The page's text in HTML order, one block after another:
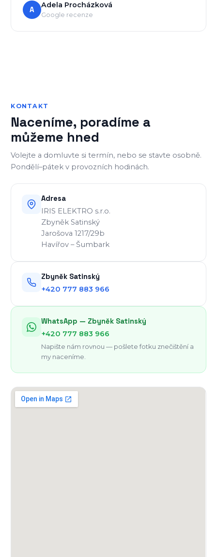
A Adela Procházková
Google recenze
KONTAKT
Naceníme, poradíme a
můžeme hned
Volejte a domluvte si termín, nebo se stavte osobně.
Pondělí–pátek v provozních hodinách.
Adresa
IRIS ELEKTRO s.r.o.
Zbyněk Satinský
Jarošova 1217/29b
Havířov – Šumbark
Zbyněk Satinský
+420 777 883 966
WhatsApp — Zbyněk Satinský
+420 777 883 966
Napište nám rovnou — pošlete fotku znečištění a
my naceníme.